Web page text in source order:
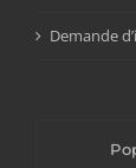
Demande